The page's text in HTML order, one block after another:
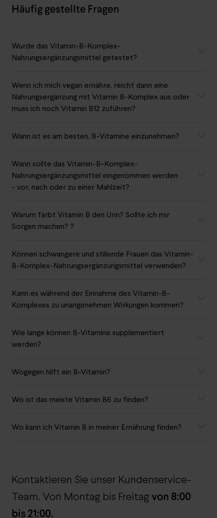
Häufig gestellte Fragen
Wurde das Vitamin-B-Komplex-
Nahrungsergänzungsmittel getestet?
Wenn ich mich vegan ernähre, reicht dann eine
Nahrungsergänzung mit Vitamin B-Komplex aus oder
muss ich noch Vitamin B12 zuführen?
Wann ist es am besten, B-Vitamine einzunehmen?
Wann sollte das Vitamin-B-Komplex-
Nahrungsergänzungsmittel eingenommen werden
- vor, nach oder zu einer Mahlzeit?
Warum färbt Vitamin B den Urin? Sollte ich mir
Sorgen machen? ?
Können schwangere und stillende Frauen das Vitamin-
B-Komplex-Nahrungsergänzungsmittel verwenden?
Kann es während der Einnahme des Vitamin-B-
Komplexes zu unangenehmen Wirkungen kommen?
Wie lange können B-Vitamine supplementiert
werden?
Wogegen hilft ein B-Vitamin?
Wo ist das meiste Vitamin B6 zu finden?
Wo kann ich Vitamin B in meiner Ernährung finden?
Kontaktieren Sie unser Kundenservice-
Team. Von Montag bis Freitag von 8:00
bis 21:00.